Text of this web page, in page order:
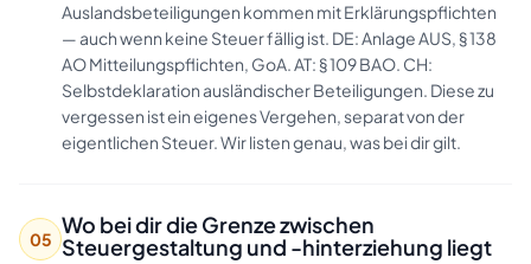
Auslandsbeteiligungen kommen mit Erklärungspflichten
— auch wenn keine Steuer fällig ist. DE: Anlage AUS, § 138
AO Mitteilungspflichten, GoA. AT: § 109 BAO. CH:
Selbstdeklaration ausländischer Beteiligungen. Diese zu
vergessen ist ein eigenes Vergehen, separat von der
eigentlichen Steuer. Wir listen genau, was bei dir gilt.
05
Wo bei dir die Grenze zwischen
Steuergestaltung und -hinterziehung liegt